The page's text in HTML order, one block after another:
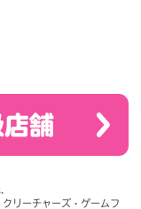
舗
リーチャーズ・ゲームフ